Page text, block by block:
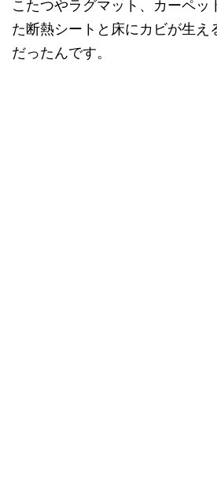
こたつやラグマット、カーペッ
た断熱シートと床にカビが生え
だったんです。